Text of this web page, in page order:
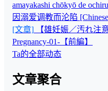
amayakashi chōkyō de
因溺爱调教而沦陷
[文章] 【雄妊娠／汚れ注
Pregnancy-01-【前編】
Ta的全部动态
文章聚合